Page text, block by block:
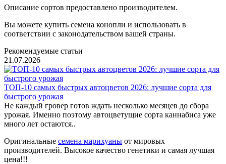
Описание сортов предоставлено производителем.
Вы можете купить семена конопли и использовать в
соответствии с законодательством вашей страны.
Рекомендуемые статьи
21.07.2026
ТОП-10 самых быстрых автоцветов 2026: лучшие сорта для
быстрого урожая
Не каждый гровер готов ждать несколько месяцев до сбора
урожая. Именно поэтому автоцветущие сорта каннабиса уже
много лет остаются..
Оригинальные семена марихуаны от мировых
производителей. Высокое качество генетики и самая лучшая
цена!!!